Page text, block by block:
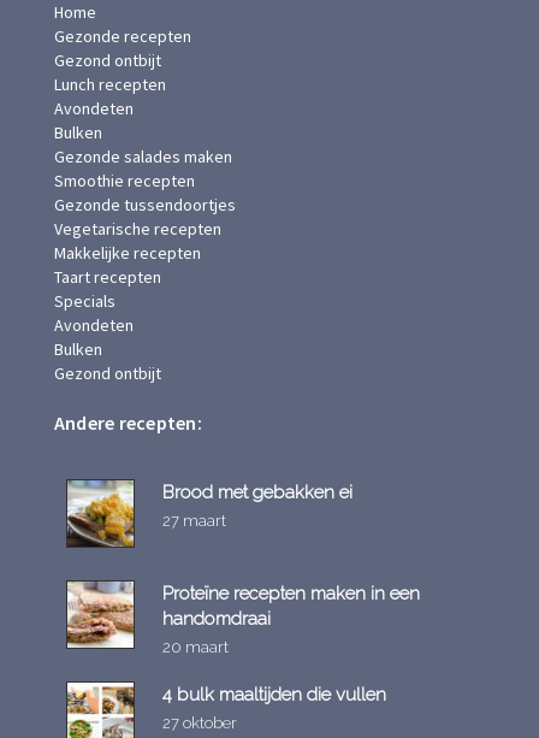
Home
Gezonde recepten
Gezond ontbijt
Lunch recepten
Avondeten
Bulken
Gezonde salades maken
Smoothie recepten
Gezonde tussendoortjes
Vegetarische recepten
Makkelijke recepten
Taart recepten
Specials
Avondeten
Bulken
Gezond ontbijt
Andere recepten:
Brood met gebakken ei
27 maart
Proteïne recepten maken in een
handomdraai
20 maart
4 bulk maaltijden die vullen
27 oktober